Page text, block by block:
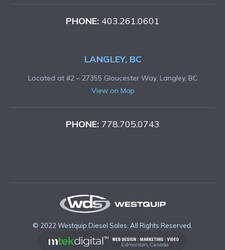
PHONE: 403.261.0601
LANGLEY, BC
Located at #2 – 27355 Gloucester Way, Langley, BC
View on Map
PHONE: 778.705.0743
© 2022 Westquip Diesel Sales. All Rights Reserved.